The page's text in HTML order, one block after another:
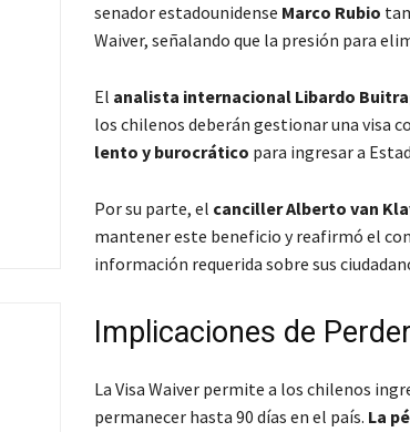
senador estadounidense Marco Rubio
Waiver, señalando que la presión para
El analista internacional Libardo
los chilenos deberán gestionar una visa
lento y burocrático para ingresar a
Por su parte, el canciller Alberto van
mantener este beneficio y reafirmó el
información requerida sobre sus
Implicaciones de
La Visa Waiver permite a los chilenos
permanecer hasta 90 días en el país. La